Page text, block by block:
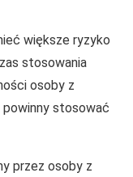
większe ryzyko
stosowania
osoby z
powinny stosować
przez osoby z